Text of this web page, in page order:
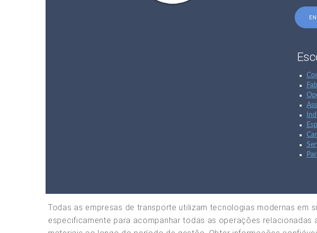
Todas as empresas de transporte utilizam tecnologias modernas em
especificamente para acompanhar todas as operações